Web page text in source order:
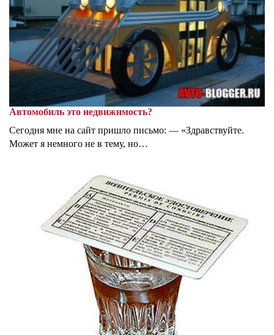
Автомобиль это недвижимость?
Сегодня мне на сайт пришло письмо: — «Здравствуйте.
Может я немного не в тему, но…